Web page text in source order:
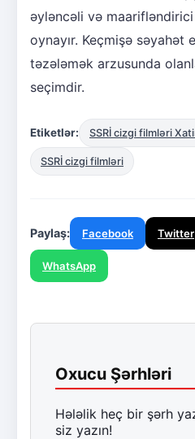
əyləncəli və
oynayır. Keçmişə səyahət
təzələmək arzusunda
seçimdir.
Etiketlər: SSRİ cizgi filmləri
SSRİ cizgi filmləri
Paylaş: Facebook Twitter
WhatsApp
Oxucu Şərhləri
Hələlik heç bir şərh
siz yazın!